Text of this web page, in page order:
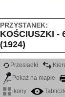
PRZYSTANEK:
KOŚCIUSZKI -
(1924)
Przesiadki
Pokaż na mapie
ikony